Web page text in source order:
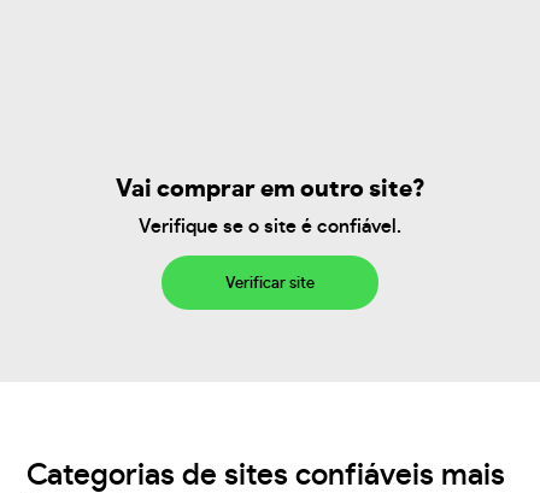
Vai comprar em outro site?
Verifique se o site é confiável.
Verificar site
Categorias de sites confiáveis mais